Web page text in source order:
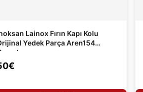
Lainox Fırın Kapı Kolu
Yedek Parça Aren154